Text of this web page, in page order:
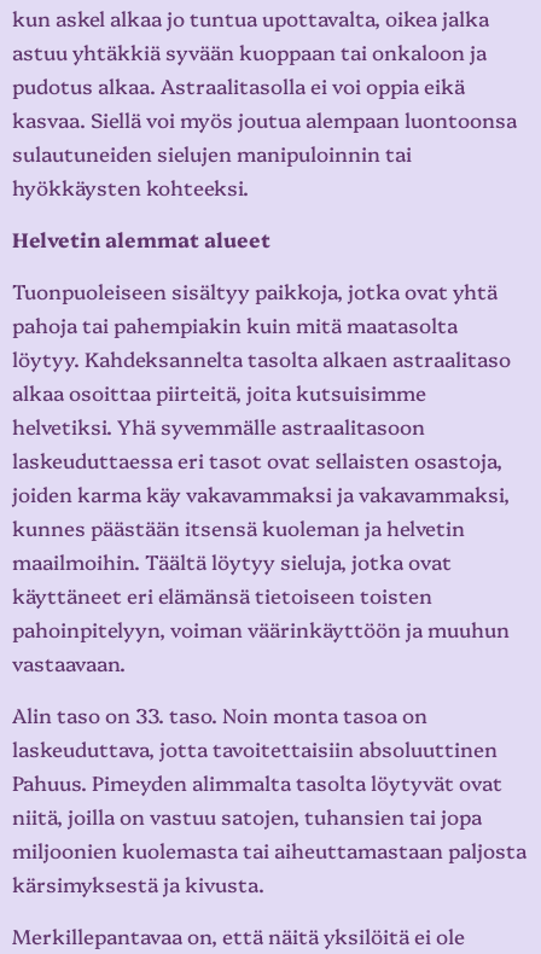
kun askel alkaa jo tuntua upottavalta, oikea jalka
astuu yhtäkkiä syvään kuoppaan tai onkaloon ja
pudotus alkaa. Astraalitasolla ei voi oppia eikä
kasvaa. Siellä voi myös joutua alempaan luontoonsa
sulautuneiden sielujen manipuloinnin tai
hyökkäysten kohteeksi.
Helvetin alemmat alueet
Tuonpuoleiseen sisältyy paikkoja, jotka ovat yhtä
pahoja tai pahempiakin kuin mitä maatasolta
löytyy. Kahdeksannelta tasolta alkaen astraalitaso
alkaa osoittaa piirteitä, joita kutsuisimme
helvetiksi. Yhä syvemmälle astraalitasoon
laskeuduttaessa eri tasot ovat sellaisten osastoja,
joiden karma käy vakavammaksi ja vakavammaksi,
kunnes päästään itsensä kuoleman ja helvetin
maailmoihin. Täältä löytyy sieluja, jotka ovat
käyttäneet eri elämänsä tietoiseen toisten
pahoinpitelyyn, voiman väärinkäyttöön ja muuhun
vastaavaan.
Alin taso on 33. taso. Noin monta tasoa on
laskeuduttava, jotta tavoitettaisiin absoluuttinen
Pahuus. Pimeyden alimmalta tasolta löytyvät ovat
niitä, joilla on vastuu satojen, tuhansien tai jopa
miljoonien kuolemasta tai aiheuttamastaan paljosta
kärsimyksestä ja kivusta.
Merkillepantavaa on, että näitä yksilöitä ei ole